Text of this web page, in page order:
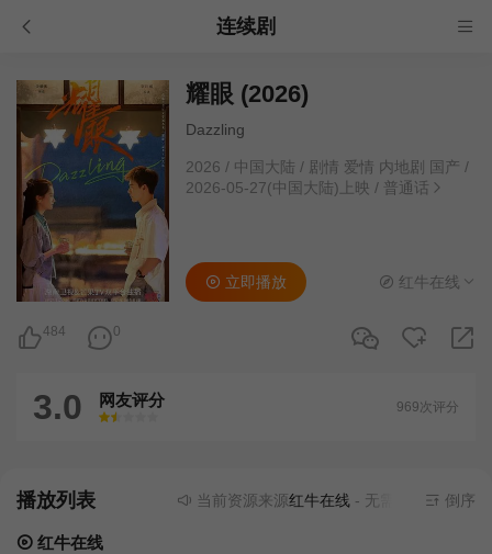
连续剧
耀眼 (2026)
Dazzling
2026 / 中国大陆 / 剧情 爱情 内地剧 国产 /
2026-05-27(中国大陆)上映 / 普通话
484 0
立即播放 红牛在线
3.0 网友评分
很差
较差还行推荐力荐
969次评分
播放列表 当前资源来源红牛在线- 无需安装任何插件
倒序
红牛在线